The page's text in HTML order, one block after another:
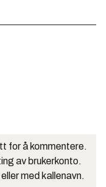
for å kommentere.
av brukerkonto.
med kallenavn.